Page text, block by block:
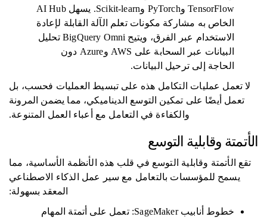
TensorFlow وPyTorch وScikit-learn. يسهل AI Hub
الخاص به مشاركة مكونات تعلم الآلة القابلة لإعادة
الاستخدام عبر الفرق، ويتيح BigQuery Omni تحليل
البيانات عبر السحابة على AWS وAzure دون
الحاجة إلى ترحيل البيانات.
لا تعمل عمليات التكامل هذه على تبسيط العمليات فحسب، بل
تعمل أيضًا على تمكين التوسع الديناميكي، مما يضمن المرونة
والكفاءة في التعامل مع أعباء العمل المتنوعة.
الأتمتة وقابلية التوسع
تقع الأتمتة وقابلية التوسع في قلب هذه الأنظمة الأساسية، مما
يسمح للمؤسسات بالتعامل مع سير عمل الذكاء الاصطناعي
المعقد بسهولة:
خطوط أنابيب SageMaker: تعمل على أتمتة المهام